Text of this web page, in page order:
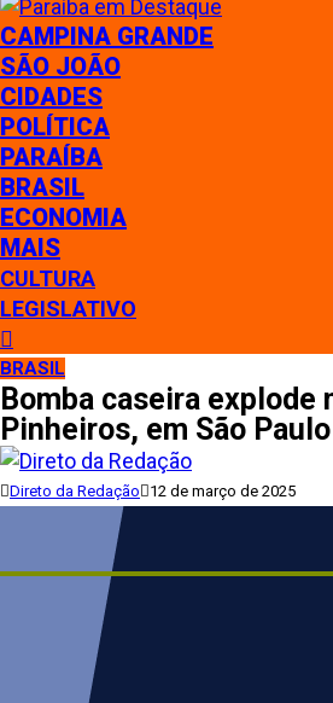
CAMPINA GRANDE
SÃO JOÃO
CIDADES
POLÍTICA
PARAÍBA
BRASIL
ECONOMIA
MAIS
CULTURA
LEGISLATIVO
BRASIL
Bomba caseira explode
Pinheiros, em São Paulo
Direto da Redação 12 de março de 2025